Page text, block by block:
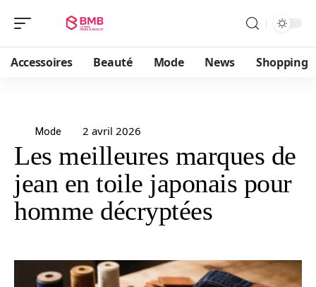
Accessoires Beauté Mode News Shopping
Mode 2 avril 2026
Les meilleures marques de
jean en toile japonais pour
homme décryptées